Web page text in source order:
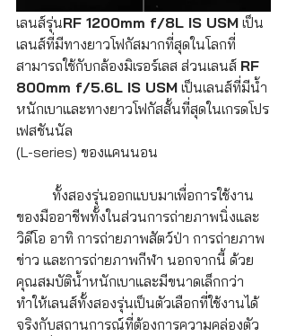
เลนส์รุ่นRF 1200mm f/8L IS USM เป็น
เลนส์ที่มีทางยาวโฟกัสมากที่สุดในโลกที่
สามารถใช้กับกล้องมิเรอร์เลส ส่วนเลนส์ RF
800mm f/5.6L IS USM เป็นเลนส์ที่มีน้ำ
หนักเบาและทางยาวโฟกัสสั้นที่สุดในเกรดโปร
เฟสชันนัล
(L-series) ของแคนนอน
ของมืออาชีพทั้งในส่วนการถ่ายภาพนิ่งและ
วิดีโอ อาทิ การถ่ายภาพสัตว์ป่า การถ่ายภาพ
ข่าว และการถ่ายภาพกีฬา นอกจากนี้ ด้วย
คุณสมบัติน้ำหนักเบาและมีขนาดเล็กกว่า
ทำให้เลนส์ทั้งสองรุ่นเป็นตัวเลือกที่ใช้งานได้
จริงกับสถานการณ์ที่ต้องการความคล่องตัว